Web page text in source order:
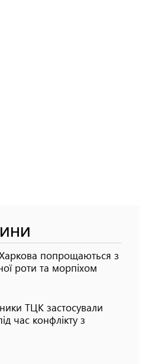
попрощаються з
роти та морпіхом
ТЦК застосували
час конфлікту з